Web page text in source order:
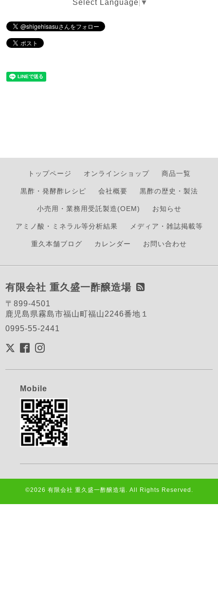
Select Language ▼
トップページ オンラインショップ 商品一覧
黒酢・発酵酢レシピ 会社概要 黒酢の歴史・製法
小売用・業務用受託製造(OEM) お知らせ
アミノ酸・ミネラル等分析結果 メディア・雑誌掲載等
重久本舗ブログ カレンダー お問い合わせ
有限会社 重久盛一酢醸造場
〒899-4501
鹿児島県霧島市福山町福山2246番地１
0995-55-2441
Mobile
©2026 有限会社 重久盛一酢醸造場. All Rights Reserved.